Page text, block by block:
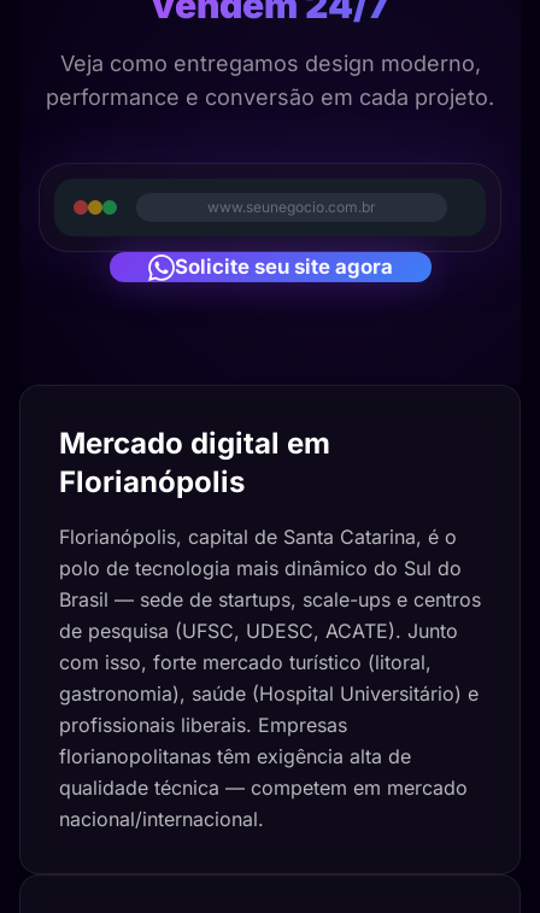
Veja como entregamos design moderno,
performance e conversão em cada projeto.
www.seunegocio.com.br
Solicite seu site agora
Mercado digital em
Florianópolis
Florianópolis, capital de Santa Catarina, é o
polo de tecnologia mais dinâmico do Sul do
Brasil — sede de startups, scale-ups e centros
de pesquisa (UFSC, UDESC, ACATE). Junto
com isso, forte mercado turístico (litoral,
gastronomia), saúde (Hospital Universitário) e
profissionais liberais. Empresas
florianopolitanas têm exigência alta de
qualidade técnica — competem em mercado
nacional/internacional.